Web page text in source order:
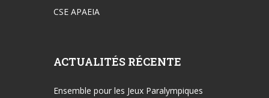
CSE APAEIA
ACTUALITÉS RÉCENTE
Ensemble pour les Jeux Paralympiques